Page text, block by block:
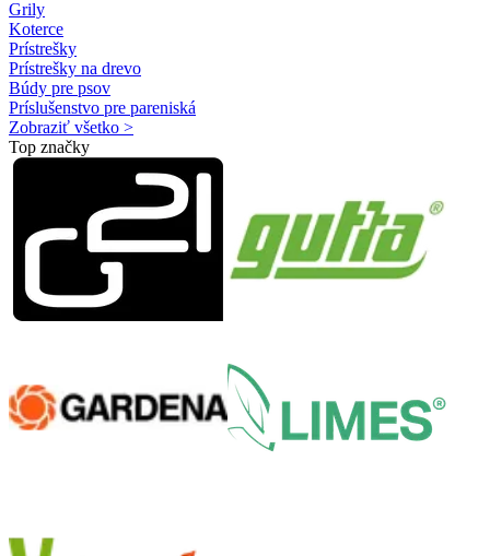
Grily
Koterce
Prístrešky
Prístrešky na drevo
Búdy pre psov
Príslušenstvo pre pareniská
Zobraziť všetko >
Top značky